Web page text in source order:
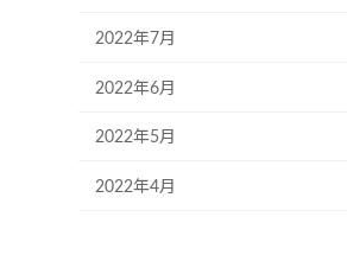
2022年7月
2022年6月
2022年5月
2022年4月